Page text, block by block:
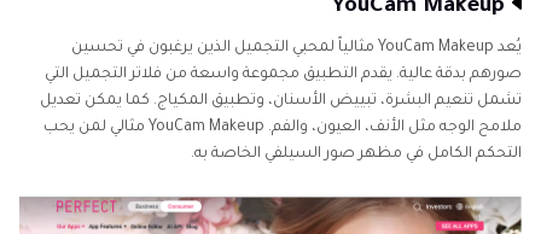
YouCam Makeup
يُعد YouCam Makeup مثالياً لمحبي التجميل الذين يرغبون في تحسين
صورهم بدقة عالية. يقدم التطبيق مجموعة واسعة من فلاتر التجميل التي
تشمل تنعيم البشرة، تبييض الأسنان، وتطبيق المكياج. كما يمكن تعديل
ملامح الوجه مثل الأنف، العيون، والفم. YouCam Makeup مثالي لمن يحب
التحكم الكامل في مظهر صور السيلفي الخاصة به.